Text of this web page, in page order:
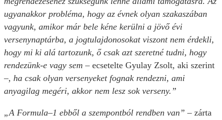
ugyanakkor probléma, hogy az évnek olyan szakaszában
vagyunk, amikor már bele kéne kerülni a jövő évi
versenynaptárba, a jogtulajdonosokat viszont nem érdekli,
hogy mi ki alá tartozunk, ő csak azt szeretné tudni, hogy
rendezünk-e vagy sem – ecsetelte Gyulay Zsolt, aki szerint
–, ha csak olyan versenyeket fognak rendezni, ami
anyagilag megéri, akkor nem lesz sok verseny.”
„A Formula–1 ebből a szempontból rendben van” – zárta